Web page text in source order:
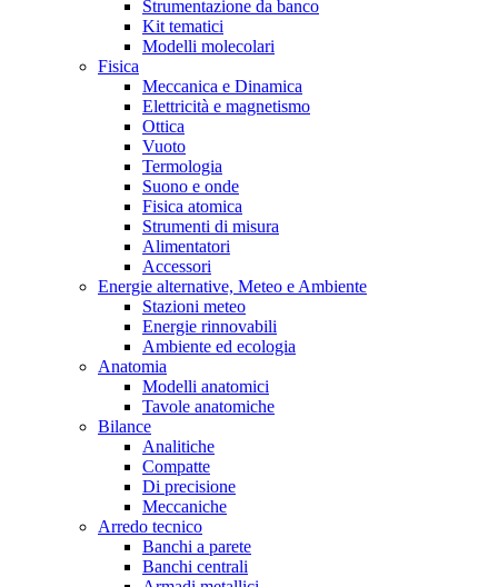
Strumentazione da banco
Kit tematici
Modelli molecolari
Fisica
Meccanica e Dinamica
Elettricità e magnetismo
Ottica
Vuoto
Termologia
Suono e onde
Fisica atomica
Strumenti di misura
Alimentatori
Accessori
Energie alternative, Meteo e Ambiente
Stazioni meteo
Energie rinnovabili
Ambiente ed ecologia
Anatomia
Modelli anatomici
Tavole anatomiche
Bilance
Analitiche
Compatte
Di precisione
Meccaniche
Arredo tecnico
Banchi a parete
Banchi centrali